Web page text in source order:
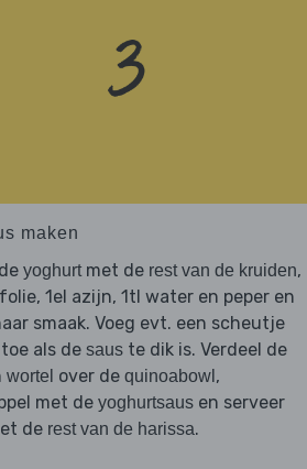
maken
yoghurtmet de rest van de kruiden,
1el azijn, 1tl water en peper en
smaak. Voeg evt. een scheutje
als de saus te dik is. Verdeel de
wortel over de quinoabowl ,
met de yoghurtsaus en serveer
de rest van de harissa.